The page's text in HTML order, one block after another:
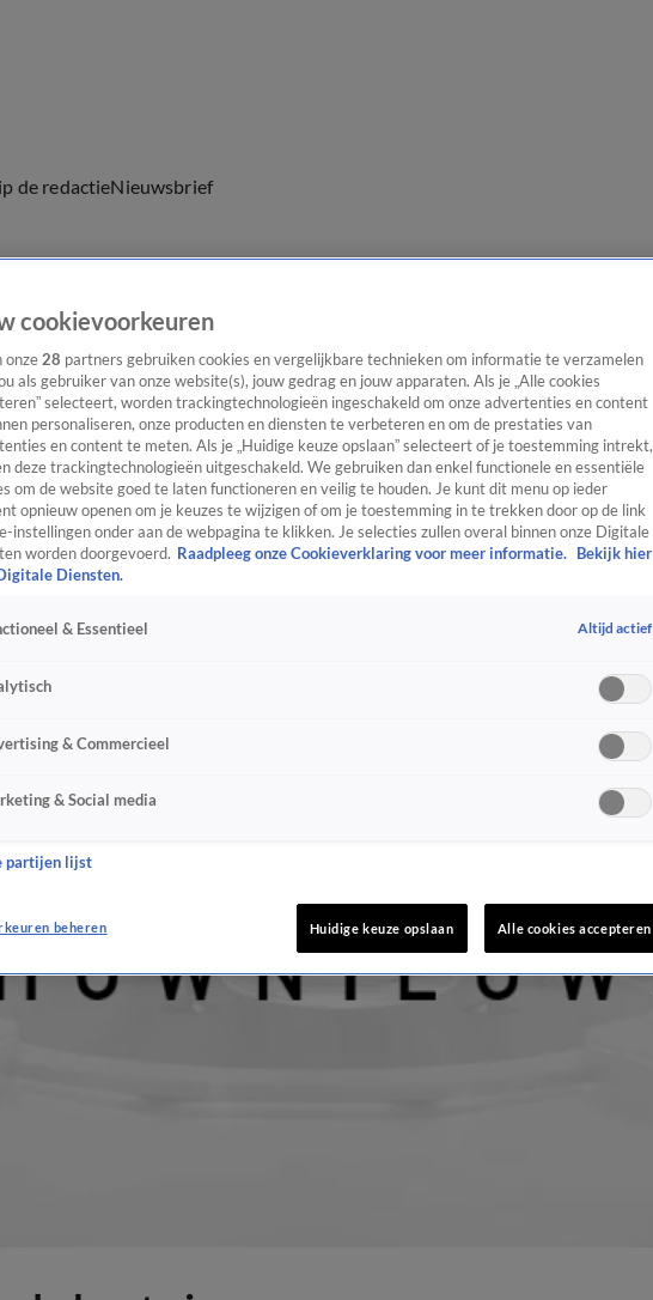
de redactieNieuwsbrief
Afleveringen
cookievoorkeuren
onze28 partners gebruiken cookies en vergelijkbare technieken om informatie te verzamelen
als gebruiker van onze website(s), jouw gedrag en jouw apparaten. Als je „Alle cookies
selecteert, worden trackingtechnologieën ingeschakeld om onze advertenties en content
personaliseren, onze producten en diensten te verbeteren en om de prestaties van
en content te meten. Als je „Huidige keuze opslaan” selecteert of je toestemming intrekt,
deze trackingtechnologieën uitgeschakeld. We gebruiken dan enkel functionele en essentiële
om de website goed te laten functioneren en veilig te houden. Je kunt dit menu op ieder
opnieuw openen om je keuzes te wijzigen of om je toestemming in te trekken door op de link
instellingen onder aan de webpagina te klikken. Je selecties zullen overal binnen onze Digitale
worden doorgevoerd. Raadpleeg onze Cookieverklaring voor meer informatie.
Bekijk hier
Diensten.
& Essentieel Altijd actief
& Commercieel
& Social media
partijen lijst
beheren Huidige keuze opslaan Alle cookies accepteren